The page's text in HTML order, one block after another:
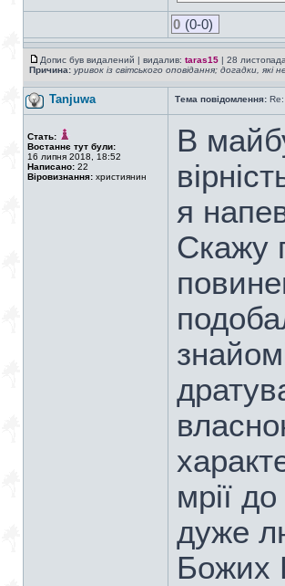
0 (0-0)
Допис був видалений | видалив: taras15 | 28
Причина: уривок із світського оповідання; догадки, які
Tanjuwa Тема повідомлення:
Стать:
Востаннє тут були:
16 липня 2018, 18:52
Написано: 22
Віровизнання: християнин
В
я
Скажу
мрії
дуже
Божих